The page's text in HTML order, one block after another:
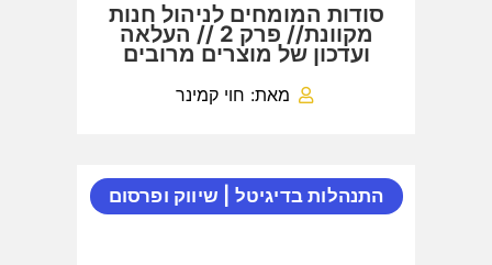
סודות המומחים לניהול חנות
מקוונת// פרק 2 // העלאה
ועדכון של מוצרים מרובים
מאת: חוי קמינר
התנהלות בדיגיטל שיווק ופרסום